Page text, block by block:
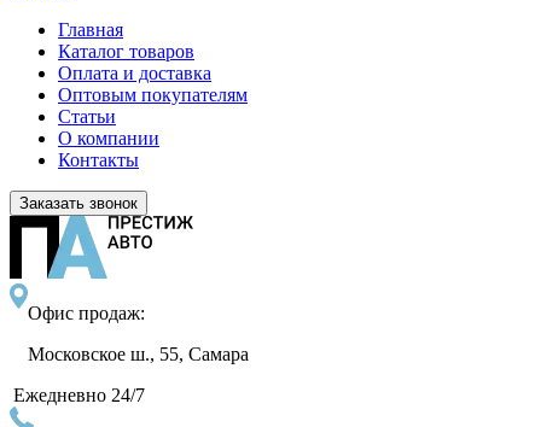
Главная
Каталог товаров
Оплата и доставка
Оптовым покупателям
Статьи
О компании
Контакты
Заказать звонок
Офис продаж:
Московское ш., 55, Самара
Ежедневно 24/7